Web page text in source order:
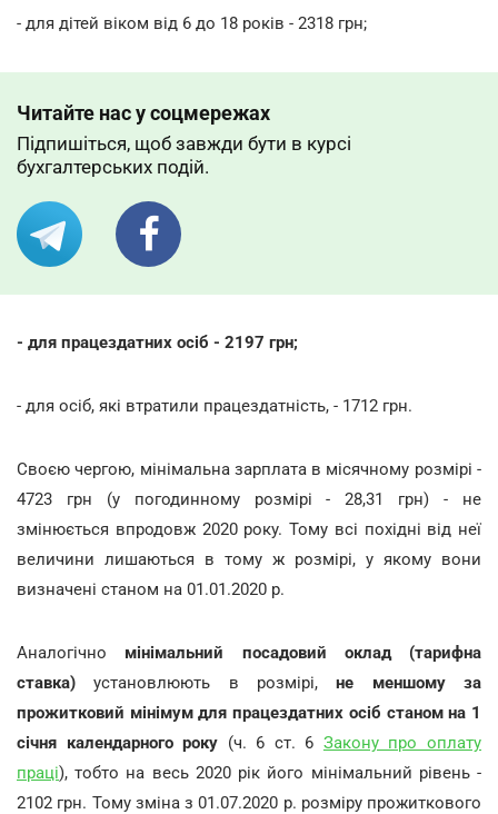
- для дітей віком від 6 до 18 років - 2318 грн;
Читайте нас у соцмережах
Підпишіться, щоб завжди бути в курсі
бухгалтерських подій.
- для працездатних осіб - 2197 грн;
- для осіб, які втратили працездатність, - 1712 грн.
Своєю чергою, мінімальна зарплата в місячному розмірі -
4723 грн (у погодинному розмірі - 28,31 грн) - не
змінюється впродовж 2020 року. Тому всі похідні від неї
величини лишаються в тому ж розмірі, у якому вони
визначені станом на 01.01.2020 р.
Аналогічно мінімальний посадовий оклад (тарифна
ставка)установлюють в розмірі,не меншому за
прожитковий мінімум для працездатних осіб станом на 1
січня календарного року (ч. 6 ст. 6 Закону про оплату
праці), тобто на весь 2020 рік його мінімальний рівень -
2102 грн. Тому зміна з 01.07.2020 р. розміру прожиткового